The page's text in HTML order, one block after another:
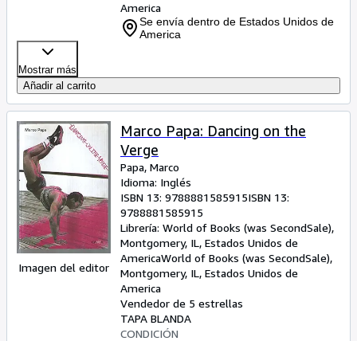
America
Se envía dentro de Estados Unidos de
America
Mostrar más
Añadir al carrito
Imagen del editor
Marco Papa: Dancing on the
Verge
Papa, Marco
Idioma: Inglés
ISBN 13: 9788881585915ISBN 13:
9788881585915
Librería: World of Books (was SecondSale),
Montgomery, IL, Estados Unidos de
AmericaWorld of Books (was SecondSale),
Montgomery, IL, Estados Unidos de
America
Vendedor de 5 estrellas
TAPA BLANDA
CONDICIÓN